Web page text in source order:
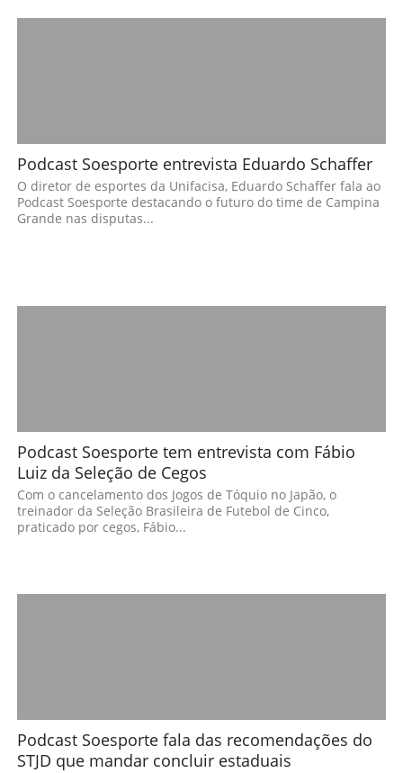
Podcast Soesporte entrevista Eduardo Schaffer
O diretor de esportes da Unifacisa, Eduardo Schaffer fala ao
Podcast Soesporte destacando o futuro do time de Campina
Grande nas disputas...
Podcast Soesporte tem entrevista com Fábio
Luiz da Seleção de Cegos
Com o cancelamento dos Jogos de Tóquio no Japão, o
treinador da Seleção Brasileira de Futebol de Cinco,
praticado por cegos, Fábio...
Podcast Soesporte fala das recomendações do
STJD que mandar concluir estaduais